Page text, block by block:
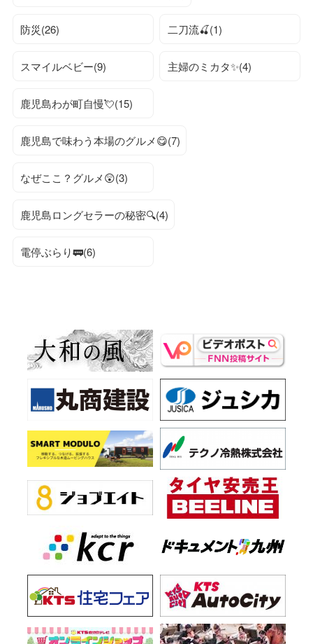
防災(26) 二刀流🍒(1)
スマイルベビー(9) 主婦のミカタ✨(4)
鹿児島わが町自慢💘(15)
鹿児島で味わう本場のグルメ😋(7)
なぜここ？グルメ😲(3)
鹿児島ロングセラーの秘密🔍(4)
電停ぶらり🚃(6)